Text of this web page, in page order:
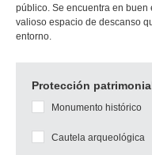
público. Se encuentra en buen
valioso espacio de descanso
entorno.
Protección
Monumento histórico
Cautela arqueológica